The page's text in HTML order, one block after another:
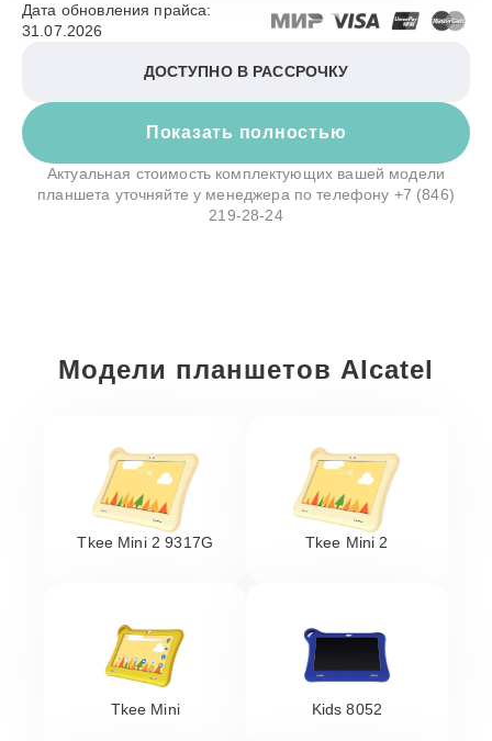
Показать полностью
Дата обновления прайса:
31.07.2026
ДОСТУПНО В РАССРОЧКУ
Актуальная стоимость комплектующих вашей модели
планшета уточняйте у менеджера по телефону +7 (846)
219-28-24
Модели планшетов Alcatel
Tkee Mini 2 9317G Tkee Mini 2
Tkee Mini Kids 8052